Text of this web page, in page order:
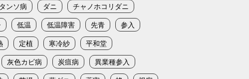
タンソ病 ダニ
チャノホコリダニ
低温 低温障害 先青
参入
定植 寒冷紗
平和堂
灰色カビ病 炭疽病
異業種参入